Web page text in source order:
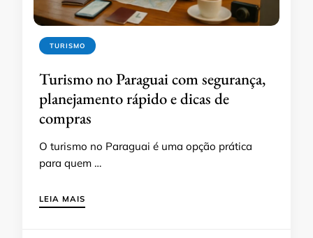
TURISMO
Turismo no Paraguai com segurança,
planejamento rápido e dicas de
compras
O turismo no Paraguai é uma opção prática
para quem …
LEIA MAIS